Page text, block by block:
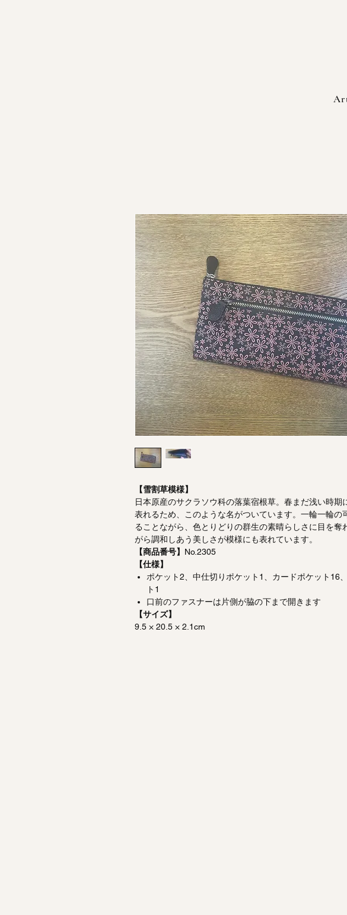
【雪割草模様】
日本原産のサクラソウ科の落葉宿根草。春まだ浅い時期
表れるため、このような名がついています。一輪一輪の
ることながら、色とりどりの群生の素晴らしさに目を奪
がら調和しあう美しさが模様にも表れています。
【商品番号】 No.2305
【仕様】
ポケット2、中仕切りポケット1、カードポケット16
ト1
口前のファスナーは片側が脇の下まで開きます
【サイズ】
9.5 × 20.5 × 2.1cm